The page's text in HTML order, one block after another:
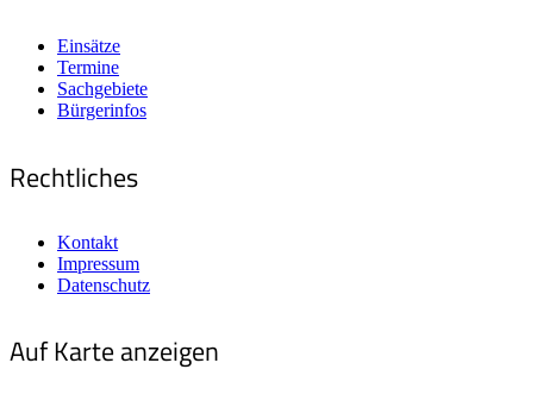
Einsätze
Termine
Sachgebiete
Bürgerinfos
Rechtliches
Kontakt
Impressum
Datenschutz
Auf Karte anzeigen